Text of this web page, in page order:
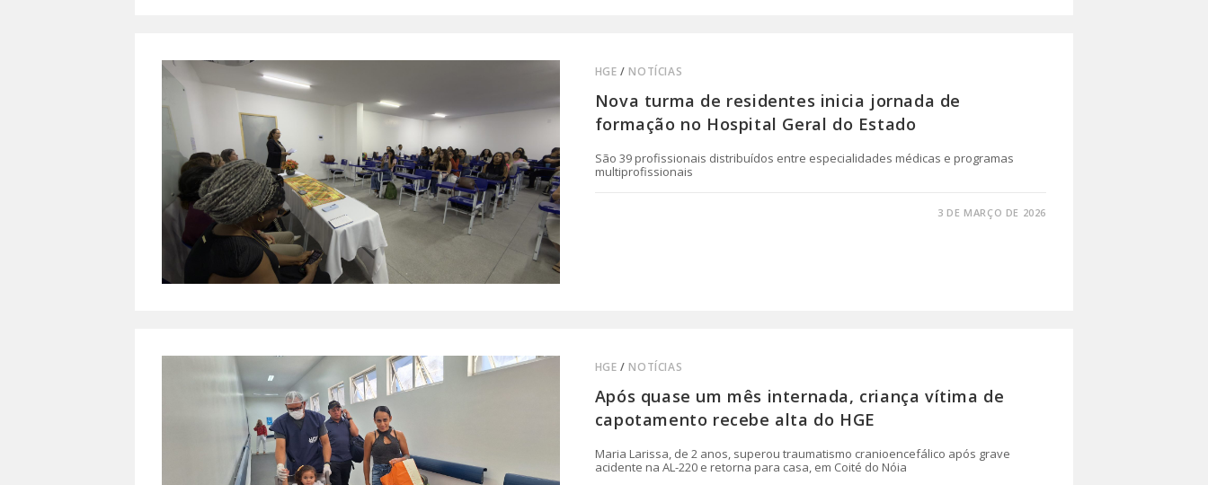
HGE /NOTÍCIAS
Nova turma de residentes inicia jornada de
formação no Hospital Geral do Estado
São 39 profissionais distribuídos entre especialidades médicas e programas
multiprofissionais
3 DE MARÇO DE 2026
HGE /NOTÍCIAS
Após quase um mês internada, criança vítima de
capotamento recebe alta do HGE
Maria Larissa, de 2 anos, superou traumatismo cranioencefálico após grave
acidente na AL-220 e retorna para casa, em Coité do Nóia